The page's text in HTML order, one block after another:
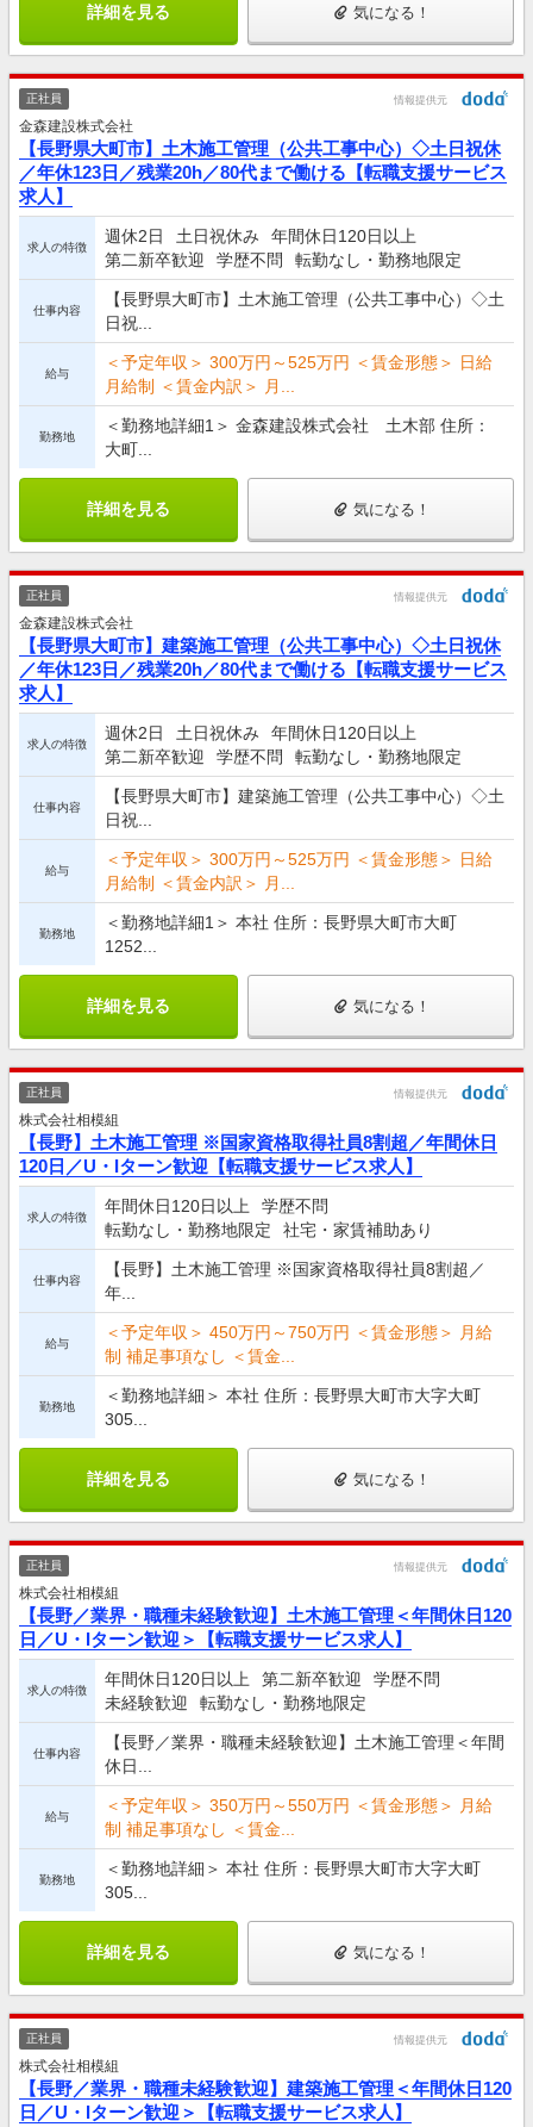
詳細を見る 気になる！
正社員 情報提供元
金森建設株式会社
【長野県大町市】土木施工管理（公共工事中心）◇土日祝休
／年休123日／残業20h／80代まで働ける【転職支援サービス
求人】
求人の特徴
週休2日 土日祝休み
年間休日120日以上
第二新卒歓迎
学歴不問 転勤なし・勤務地限定
仕事内容
【長野県大町市】土木施工管理（公共工事中心）◇土
日祝...
給与
＜予定年収＞ 300万円～525万円 ＜賃金形態＞ 日給
月給制 ＜賃金内訳＞ 月...
勤務地
＜勤務地詳細1＞ 金森建設株式会社 土木部 住所：
大町...
詳細を見る 気になる！
正社員 情報提供元
金森建設株式会社
【長野県大町市】建築施工管理（公共工事中心）◇土日祝休
／年休123日／残業20h／80代まで働ける【転職支援サービス
求人】
求人の特徴
週休2日 土日祝休み
年間休日120日以上
第二新卒歓迎
学歴不問 転勤なし・勤務地限定
仕事内容
【長野県大町市】建築施工管理（公共工事中心）◇土
日祝...
給与
＜予定年収＞ 300万円～525万円 ＜賃金形態＞ 日給
月給制 ＜賃金内訳＞ 月...
勤務地
＜勤務地詳細1＞ 本社 住所：長野県大町市大町
1252...
詳細を見る 気になる！
正社員 情報提供元
株式会社相模組
【長野】土木施工管理 ※国家資格取得社員8割超／年間休日
120日／U・Iターン歓迎【転職支援サービス求人】
求人の特徴
年間休日120日以上
学歴不問
転勤なし・勤務地限定
社宅・家賃補助あり
仕事内容
【長野】土木施工管理 ※国家資格取得社員8割超／
年...
給与
＜予定年収＞ 450万円～750万円 ＜賃金形態＞ 月給
制 補足事項なし ＜賃金...
勤務地
＜勤務地詳細＞ 本社 住所：長野県大町市大字大町
305...
詳細を見る 気になる！
正社員 情報提供元
株式会社相模組
【長野／業界・職種未経験歓迎】土木施工管理＜年間休日120
日／U・Iターン歓迎＞【転職支援サービス求人】
求人の特徴
年間休日120日以上 第二新卒歓迎
学歴不問
未経験歓迎
転勤なし・勤務地限定
仕事内容
【長野／業界・職種未経験歓迎】土木施工管理＜年間
休日...
給与
＜予定年収＞ 350万円～550万円 ＜賃金形態＞ 月給
制 補足事項なし ＜賃金...
勤務地
＜勤務地詳細＞ 本社 住所：長野県大町市大字大町
305...
詳細を見る 気になる！
正社員 情報提供元
株式会社相模組
【長野／業界・職種未経験歓迎】建築施工管理＜年間休日120
日／U・Iターン歓迎＞【転職支援サービス求人】